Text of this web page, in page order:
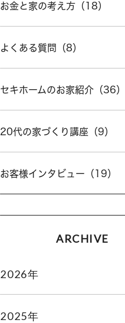
お金と家の考え方（18）
よくある質問（8）
セキホームのお家紹介（36）
20代の家づくり講座（9）
お客様インタビュー（19）
ARCHIVE
2026年
2025年